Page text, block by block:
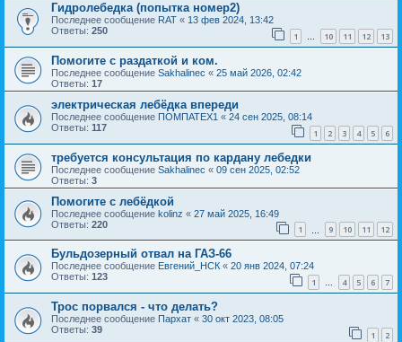
Гидролебедка (попытка номер2)
Последнее сообщение RAT « 13 фев 2024, 13:42
Ответы: 250 1 … 10 11 12 13
Помогите с раздаткой и ком.
Последнее сообщение Sakhalinec « 25 май 2026, 02:42
Ответы: 17
электрическая лебёдка впереди
Последнее сообщение ПОМПАТЕХ1 « 24 сен 2025, 08:14
Ответы: 117 1 2 3 4 5 6
требуется консультация по кардану лебедки
Последнее сообщение Sakhalinec « 09 сен 2025, 02:52
Ответы: 3
Помогите с лебёдкой
Последнее сообщение kolinz « 27 май 2025, 16:49
Ответы: 220 1 9 10 11 12
Бульдозерный отвал на ГАЗ-66
Последнее сообщение Евгений_НСК « 20 янв 2024, 07:24
Ответы: 123 1 … 4 5 6 7
Трос порвался - что делать?
Последнее сообщение Пархат « 30 окт 2023, 08:05
Ответы: 39 1 2